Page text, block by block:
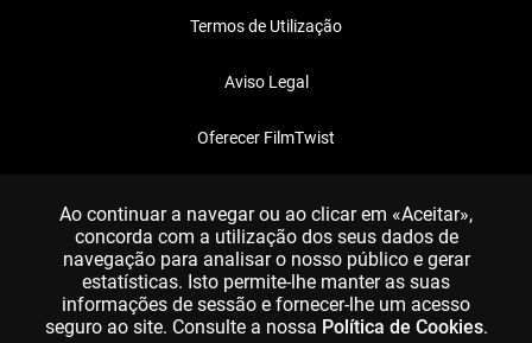
Termos de Utilização
Aviso Legal
Oferecer FilmTwist
Ao continuar a navegar ou ao clicar em «Aceitar»,
concorda com a utilização dos seus dados de
navegação para analisar o nosso público e gerar
estatísticas. Isto permite-lhe manter as suas
informações de sessão e fornecer-lhe um acesso
seguro ao site. Consulte a nossa Política de Cookies.